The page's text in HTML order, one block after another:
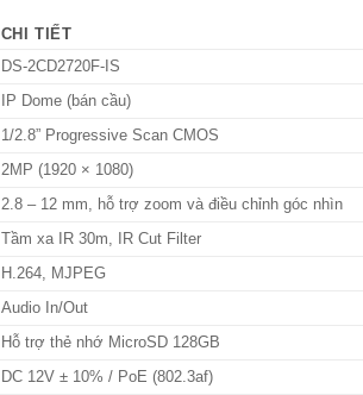
CHI TIẾT
DS-2CD2720F-IS
IP Dome (bán cầu)
1/2.8” Progressive Scan CMOS
2MP (1920 × 1080)
2.8 – 12 mm, hỗ trợ zoom và điều chỉnh góc nhìn
Tầm xa IR 30m, IR Cut Filter
H.264, MJPEG
Audio In/Out
Hỗ trợ thẻ nhớ MicroSD 128GB
DC 12V ± 10% / PoE (802.3af)